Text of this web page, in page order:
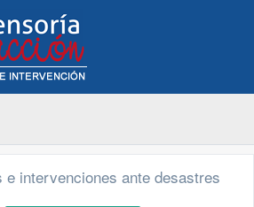
e intervenciones ante desastres